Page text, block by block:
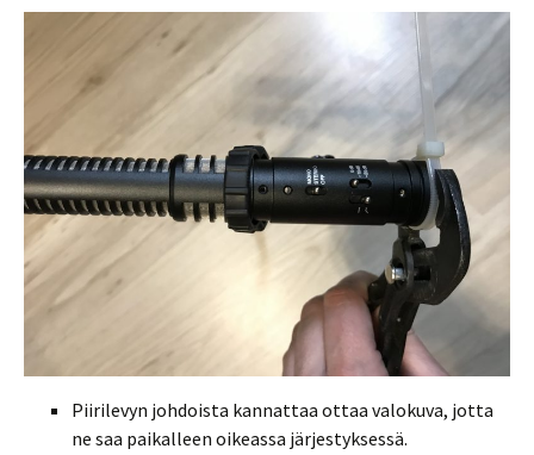
Piirilevyn johdoista kannattaa ottaa valokuva, jotta
ne saa paikalleen oikeassa järjestyksessä.